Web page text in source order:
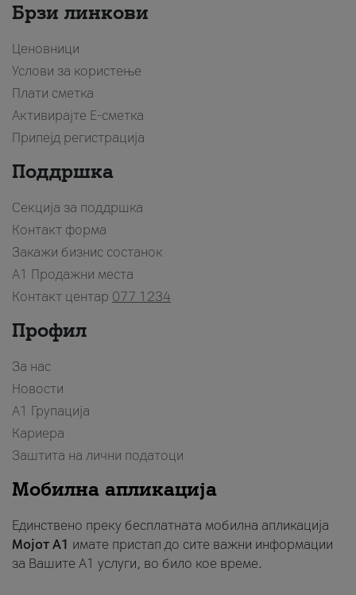
Брзи линкови
Ценовници
Услови за користење
Плати сметка
Активирајте Е-сметка
Припејд регистрација
Поддршка
Секција за поддршка
Контакт форма
Закажи бизнис состанок
A1 Продажни места
Контакт центар 077 1234
Профил
За нас
Новости
А1 Групација
Кариера
Заштита на лични податоци
Мобилна апликација
Единствено преку бесплатната мобилна апликација
Мојот A1 имате пристап до сите важни информации
за Вашите A1 услуги, во било кое време.